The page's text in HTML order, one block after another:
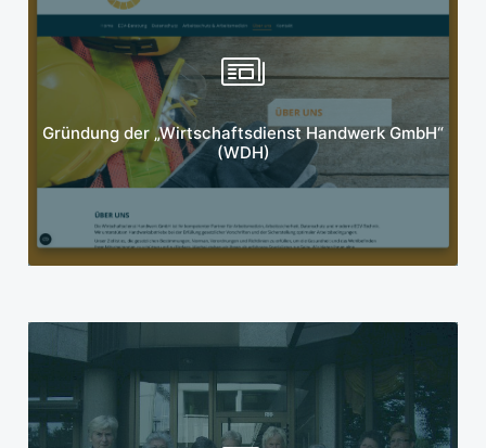
Gründung der „Wirtschaftsdienst Handwerk GmbH“
(WDH)
Mehr erfahren